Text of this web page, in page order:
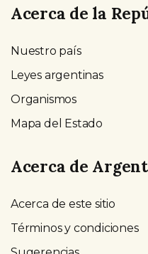
Acerca de la
Nuestro país
Leyes argentinas
Organismos
Mapa del Estado
Acerca de
Acerca de este sitio
Términos y condiciones